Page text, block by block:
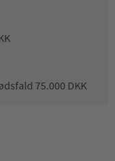
75.000 DKK